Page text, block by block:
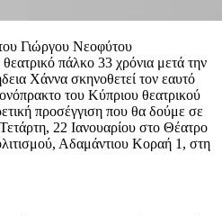
Γιώργου Νεοφύτου
πάλκο 33 χρόνια μετά την
Χάννα σκηνοθετεί τον εαυτό
του Κύπριου θεατρικού
προσέγγιση που θα δούμε σε
22 Ιανουαρίου στο Θέατρο
Αδαμάντιου Κοραή 1, στη